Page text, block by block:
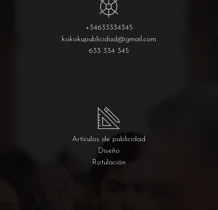
+34633334345
kokokupublicidad@gmail.com
633 334 345
Artículos de publicidad
Diseño
Rotulación